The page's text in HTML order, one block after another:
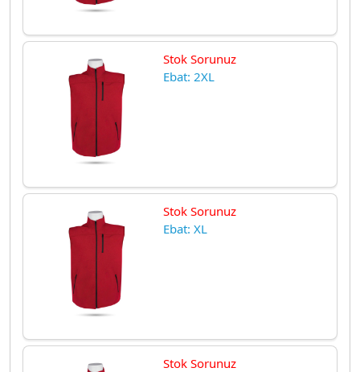
Stok Sorunuz
Ebat: 2XL
Stok Sorunuz
Ebat: XL
Stok Sorunuz